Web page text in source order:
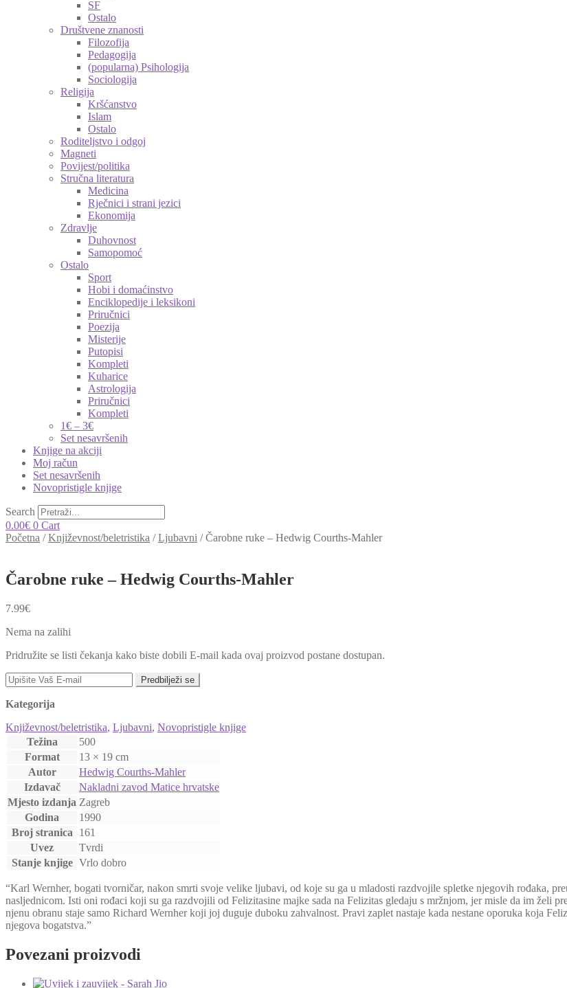
SF
Ostalo
Društvene znanosti
Filozofija
Pedagogija
(popularna) Psihologija
Sociologija
Religija
Kršćanstvo
Islam
Ostalo
Roditeljstvo i odgoj
Magneti
Povijest/politika
Stručna literatura
Medicina
Rječnici i strani jezici
Ekonomija
Zdravlje
Duhovnost
Samopomoć
Ostalo
Sport
Hobi i domaćinstvo
Enciklopedije i leksikoni
Priručnici
Poezija
Misterije
Putopisi
Kompleti
Kuharice
Astrologija
Priručnici
Kompleti
1€ – 3€
Set nesavršenih
Knjige na akciji
Moj račun
Set nesavršenih
Novopristigle knjige
Search
0.00€ 0 Cart
Početna /Književnost/beletristika /Ljubavni /Čarobne ruke – Hedwig Courths-Mahler
Čarobne ruke – Hedwig Courths-Mahler
7.99€
Nema na zalihi
Pridružite se listi čekanja kako biste dobili E-mail kada ovaj proizvod postane dostupan.
Predbilježi se
Kategorija
Književnost/beletristika, Ljubavni, Novopristigle knjige
Težina
500
Format
13 × 19 cm
Autor
Hedwig Courths-Mahler
Izdavač
Nakladni zavod Matice hrvatske
Mjesto izdanja Zagreb
Godina
1990
Broj stranica
161
Uvez
Tvrdi
Stanje knjige Vrlo dobro
“Karl Wernher, bogati tvorničar, nakon smrti svoje velike ljubavi, od koje su ga u mladosti razdvojile spletke njegovih rođaka,
nasljednicom. Isti oni rođaci koji su ga razdvojili od Felizitasine majke sada na Felizitas gledaju s mržnjom, jer misle da im želi
njenu obranu staje samo Richard Wernher koji joj duguje duboku zahvalnost. Pravi zaplet nastaje kada nestane oporuka koja
njegova bogatstva.”
Povezani proizvodi